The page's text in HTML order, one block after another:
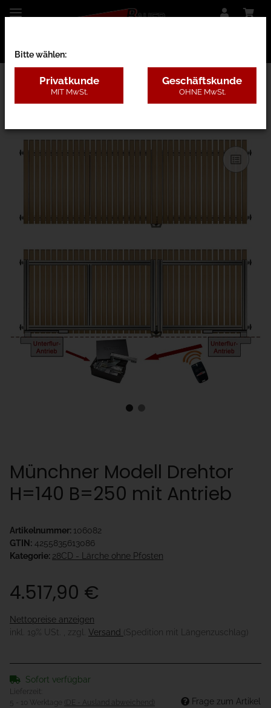
28CD - Lärche ohne Pfosten
Münchner Modell Drehtor
H=140 B=250 mit Antrieb
Artikelnummer: 106082
GTIN: 4255835613086
Kategorie: 28CD - Lärche ohne Pfosten
4.517,90 €
Nettopreise anzeigen
inkl. 19% USt. , zzgl. Versand (Spedition mit Längenzuschlag)
Sofort verfügbar
Lieferzeit:
5 - 10 Werktage
(DE - Ausland abweichend) Frage zum Artikel
Bitte wählen:
Privatkunde
MIT MwSt.
Geschäftskunde
OHNE MwSt.